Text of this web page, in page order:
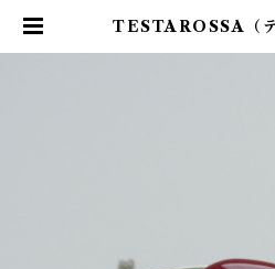
TESTAROSSA（